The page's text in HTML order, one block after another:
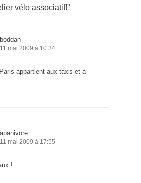
vélo associatif!”
boddah
11 mai 2009 à 10:34
appartient aux taxis et à
apanivore
11 mai 2009 à 17:55
!